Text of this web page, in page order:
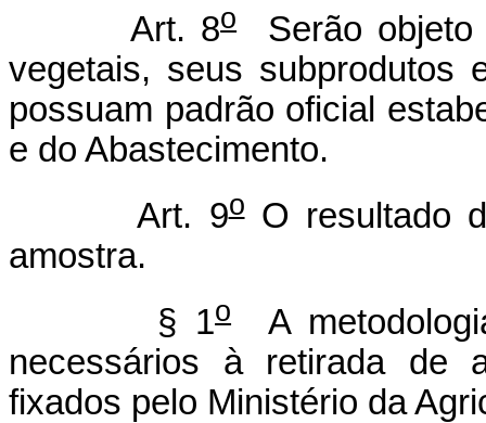
Art. 8oSerão objeto
vegetais, seus subprodutos
possuam padrão oficial
e do Abastecimento.
Art. 9oO resultado
amostra.
§ 1o
A
necessários à retirada de
fixados pelo Ministério da